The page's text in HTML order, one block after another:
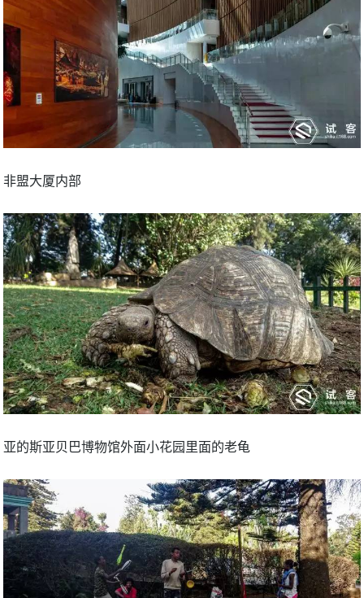
非盟大厦内部
亚的斯亚贝巴博物馆外面小花园里面的老龟